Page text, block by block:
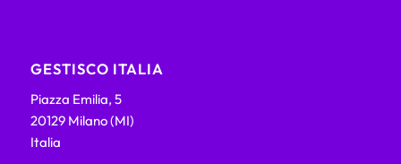
GESTISCO ITALIA
Piazza Emilia, 5
20129 Milano (MI)
Italia